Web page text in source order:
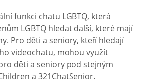
funkci chatu LGBTQ, která
LGBTQ hledat další, které mají
Pro děti a seniory, kteří hledají
videochatu, mohou využít
děti a seniory pod stejným
a 321ChatSenior.